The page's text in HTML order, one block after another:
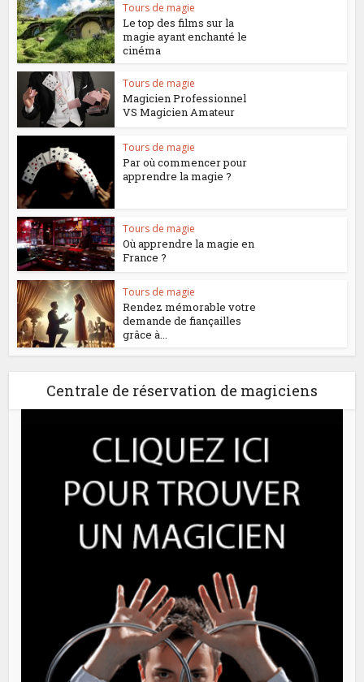
Tours de magie
Le top des films sur la
magie ayant enchanté le
cinéma
Tours de magie
Magicien Professionnel
VS Magicien Amateur
Tours de magie
Par où commencer pour
apprendre la magie ?
Tours de magie
Où apprendre la magie en
France ?
Tours de magie
Rendez mémorable votre
demande de fiançailles
grâce à...
Centrale de réservation de magiciens